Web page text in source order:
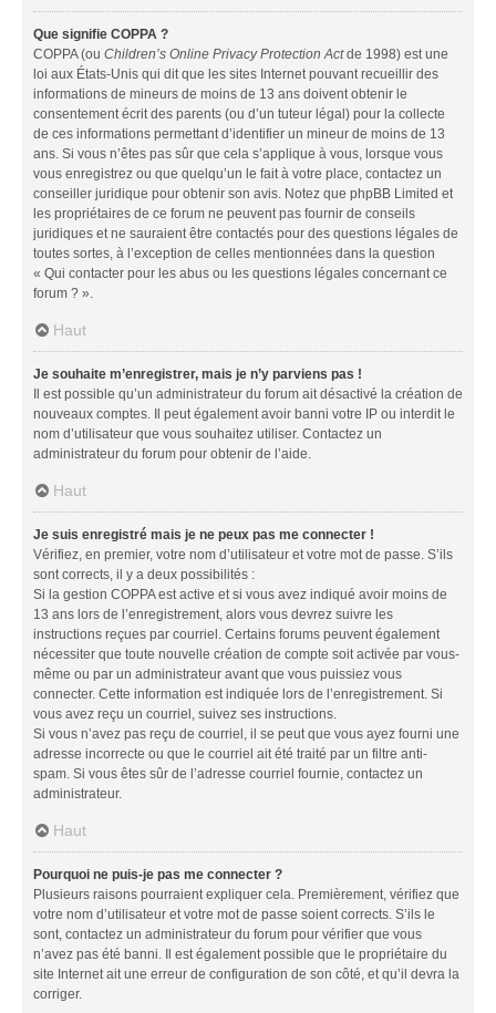
Que signifie COPPA ?
COPPA (ou Children’s Online Privacy Protection Actde 1998) est une
loi aux États-Unis qui dit que les sites Internet pouvant recueillir des
informations de mineurs de moins de 13 ans doivent obtenir le
consentement écrit des parents (ou d’un tuteur légal) pour la collecte
de ces informations permettant d’identifier un mineur de moins de 13
ans. Si vous n’êtes pas sûr que cela s’applique à vous, lorsque vous
vous enregistrez ou que quelqu’un le fait à votre place, contactez un
conseiller juridique pour obtenir son avis. Notez que phpBB Limited et
les propriétaires de ce forum ne peuvent pas fournir de conseils
juridiques et ne sauraient être contactés pour des questions légales de
toutes sortes, à l’exception de celles mentionnées dans la question
« Qui contacter pour les abus ou les questions légales concernant ce
forum ? ».
Haut
Je souhaite m’enregistrer, mais je n’y parviens pas !
Il est possible qu’un administrateur du forum ait désactivé la création de
nouveaux comptes. Il peut également avoir banni votre IP ou interdit le
nom d’utilisateur que vous souhaitez utiliser. Contactez un
administrateur du forum pour obtenir de l’aide.
Haut
Je suis enregistré mais je ne peux pas me connecter !
Vérifiez, en premier, votre nom d’utilisateur et votre mot de passe. S’ils
sont corrects, il y a deux possibilités :
Si la gestion COPPA est active et si vous avez indiqué avoir moins de
13 ans lors de l’enregistrement, alors vous devrez suivre les
instructions reçues par courriel. Certains forums peuvent également
nécessiter que toute nouvelle création de compte soit activée par vous-
même ou par un administrateur avant que vous puissiez vous
connecter. Cette information est indiquée lors de l’enregistrement. Si
vous avez reçu un courriel, suivez ses instructions.
Si vous n’avez pas reçu de courriel, il se peut que vous ayez fourni une
adresse incorrecte ou que le courriel ait été traité par un filtre anti-
spam. Si vous êtes sûr de l’adresse courriel fournie, contactez un
administrateur.
Haut
Pourquoi ne puis-je pas me connecter ?
Plusieurs raisons pourraient expliquer cela. Premièrement, vérifiez que
votre nom d’utilisateur et votre mot de passe soient corrects. S’ils le
sont, contactez un administrateur du forum pour vérifier que vous
n’avez pas été banni. Il est également possible que le propriétaire du
site Internet ait une erreur de configuration de son côté, et qu’il devra la
corriger.